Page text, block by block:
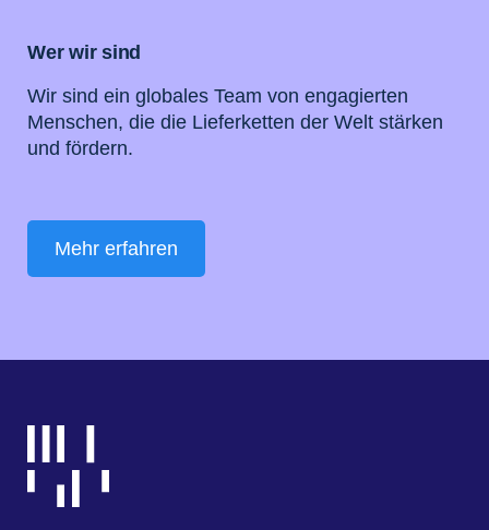
Wer wir sind
Wir sind ein globales Team von engagierten
Menschen, die die Lieferketten der Welt stärken
und fördern.
Mehr erfahren